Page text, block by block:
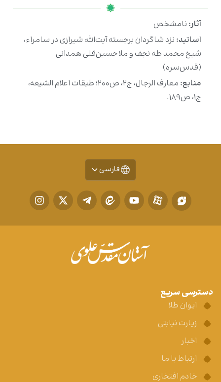
آثار: نامشخص
اساتید: نزد شاگردان برجسته آیت‌الله شیرازی در سامراء،
شیخ محمد طه نجف و ملا حسین‌قلی همدانی
(قدس‌سره)
منابع:
معارف الرجال، ج۲، ص۲۰۰؛ طبقات اعلام الشیعه،
ج۱، ص۱۸۹.
فارسی
دسترسی سریع
ایوان طلا
زیارت نیابتی
اخبار
ارتباط با ما
خادم افتخاری